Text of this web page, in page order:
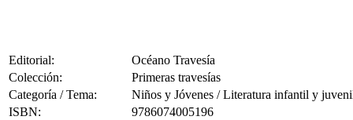
Editorial:
Océano Travesía
Colección:
Primeras travesías
Categoría / Tema:
Niños y Jóvenes / Literatura infantil y
ISBN:
9786074005196